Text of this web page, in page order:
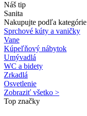
Náš tip
Sanita
Nakupujte podľa kategórie
Sprchové kúty a vaničky
Vane
Kúpeľňový nábytok
Umývadlá
WC a bidety
Zrkadlá
Osvetlenie
Zobraziť všetko >
Top značky